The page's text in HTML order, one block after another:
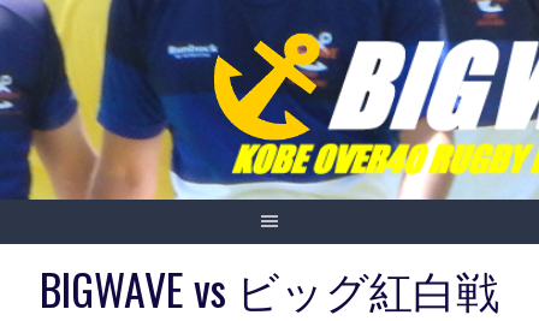
Skip
content
BIGWAVE vs ビッグ紅白戦